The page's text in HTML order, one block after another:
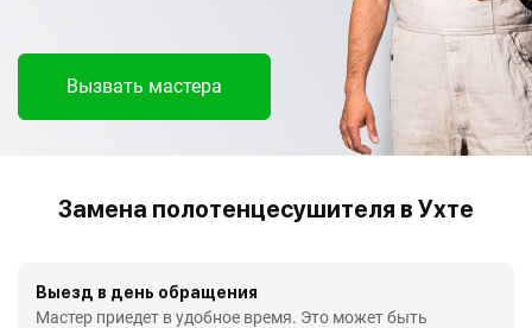
Вызвать мастера
Замена полотенцесушителя в Ухте
Выезд в день обращения
Мастер приедет в удобное время. Это может быть